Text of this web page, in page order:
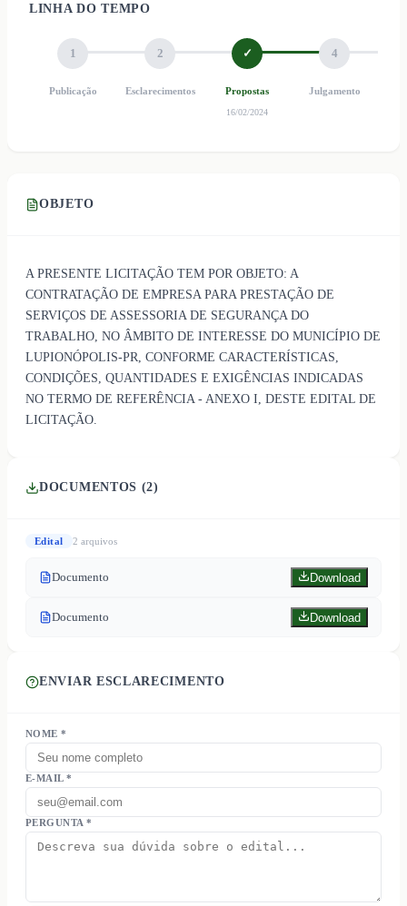
LINHA DO TEMPO
1
Publicação
2
Esclarecimentos
✓
Propostas
16/02/2024
4
Julgamento
OBJETO
A PRESENTE LICITAÇÃO TEM POR OBJETO: A
CONTRATAÇÃO DE EMPRESA PARA PRESTAÇÃO DE
SERVIÇOS DE ASSESSORIA DE SEGURANÇA DO
TRABALHO, NO ÂMBITO DE INTERESSE DO MUNICÍPIO DE
LUPIONÓPOLIS-PR, CONFORME CARACTERÍSTICAS,
CONDIÇÕES, QUANTIDADES E EXIGÊNCIAS INDICADAS
NO TERMO DE REFERÊNCIA - ANEXO I, DESTE EDITAL DE
LICITAÇÃO.
DOCUMENTOS (2)
Edital 2 arquivos
Documento Download
Documento Download
ENVIAR ESCLARECIMENTO
NOME *
E-MAIL *
PERGUNTA *